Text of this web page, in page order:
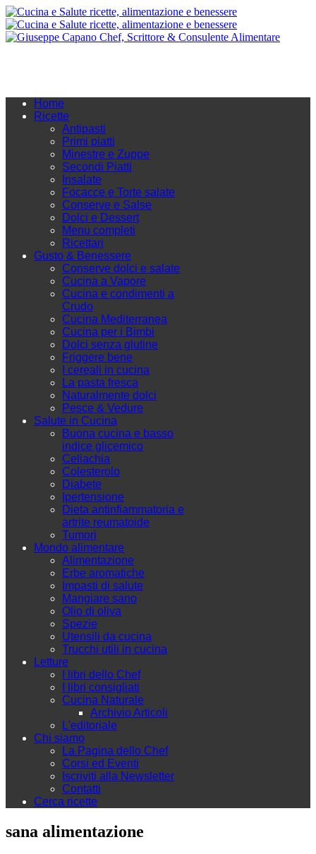
Home
Ricette
Antipasti
Primi piatti
Minestre e Zuppe
Secondi Piatti
Insalate
Focacce e Torte salate
Conserve e Salse
Dolci e Dessert
Menu completi
Ricettari
Gusto & Benessere
Conserve dolci e salate
Cucina a Vapore
Cucina e condimenti a
Crudo
Cucina Mediterranea
Cucina per i Bimbi
Dolci senza glutine
Friggere bene
I cereali in cucina
La pasta fresca
Naturalmente dolci
Pesce & Vedure
Salute in Cucina
Buona cucina e basso
indice glicemico
Celiachia
Colesterolo
Diabete
Ipertensione
Dieta antinfiammatoria e
artrite reumatoide
Tumori
Mondo alimentare
Alimentazione
Erbe aromatiche
Impasti di salute
Mangiare sano
Olio di oliva
Spezie
Utensili da cucina
Trucchi utili in cucina
Letture
I libri dello Chef
I libri consigliati
Cucina Naturale
Archivio Articoli
L'editoriale
Chi siamo
La Pagina dello Chef
Corsi ed Eventi
Iscriviti alla Newsletter
Contatti
Cerca ricette
sana alimentazione